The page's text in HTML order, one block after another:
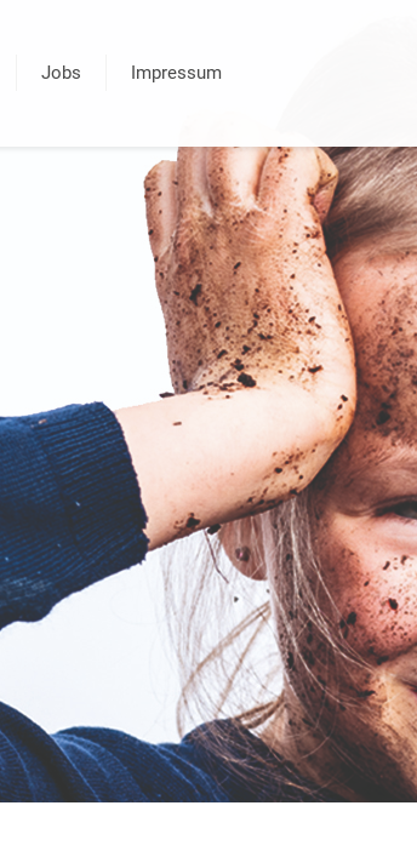
Jobs Impressum